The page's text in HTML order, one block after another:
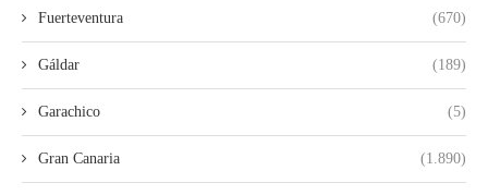
Fuerteventura (670)
Gáldar (189)
Garachico (5)
Gran Canaria (1.890)